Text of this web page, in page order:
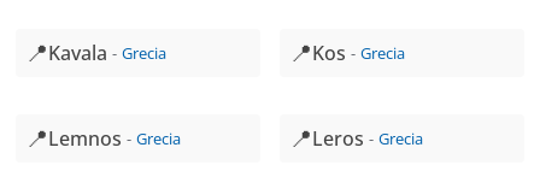
📍Kavala Grecia 📍Kos Grecia
📍Lemnos Grecia 📍Leros Grecia